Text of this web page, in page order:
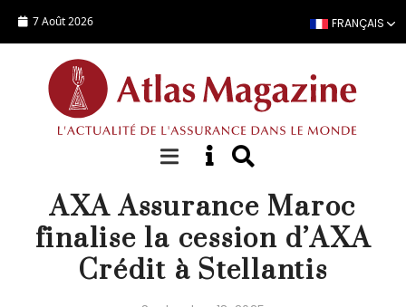
7 Août 2026 FRANÇAIS
ACTUALITÉ
AXA Assurance Maroc
finalise la cession d’AXA
Crédit à Stellantis